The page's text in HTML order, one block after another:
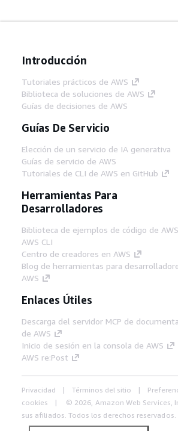
Introducción
Tutoriales prácticos de AWS
Biblioteca de soluciones de AWS
Guías de decisiones de AWS
Guías De Servicio
Elección de un servicio de IA generativa
Guías de servicio de AWS
Tutoriales de CLI de AWS en GitHub
Herramientas Para
Desarrolladores
Biblioteca de ejemplos de código de AWS
AWS CLI
Centro de creadores en AWS
Blog de herramientas para
AWS
Enlaces Útiles
Descarga del servidor MCP de
de AWS
Inicio de sesión en la consola de AWS
AWS re:Post
Privacidad Términos del sitio
cookies
© 2026, Amazon Web Services,
sus afiliados. Todos los derechos reservados.